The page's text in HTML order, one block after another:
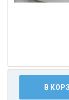
В